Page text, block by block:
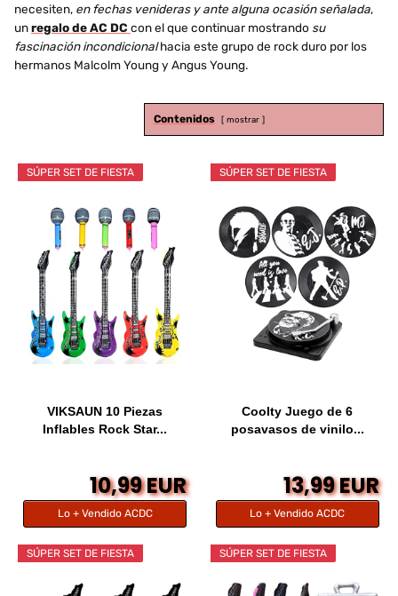
necesiten, en fechas venideras y ante alguna ocasión señalada,
unregalo de AC DC con el que continuar mostrando su
fascinación incondicionalhacia este grupo de rock duro por los
hermanos Malcolm Young y Angus Young.
Contenidos mostrar
SÚPER SET DE FIESTA
VIKSAUN 10 Piezas
Inflables Rock Star...
10,99 EUR
Lo + Vendido ACDC
SÚPER SET DE FIESTA
Coolty Juego de 6
posavasos de vinilo...
13,99 EUR
Lo + Vendido ACDC
SÚPER SET DE FIESTA SÚPER SET DE FIESTA